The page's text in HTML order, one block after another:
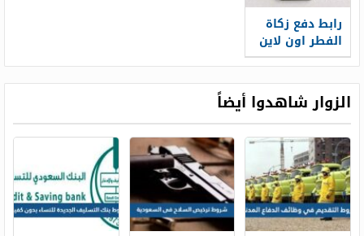
رابط دفع زكاة
الفطر اون لاين
السعودية 1447
الزوار شاهدوا أيضاً